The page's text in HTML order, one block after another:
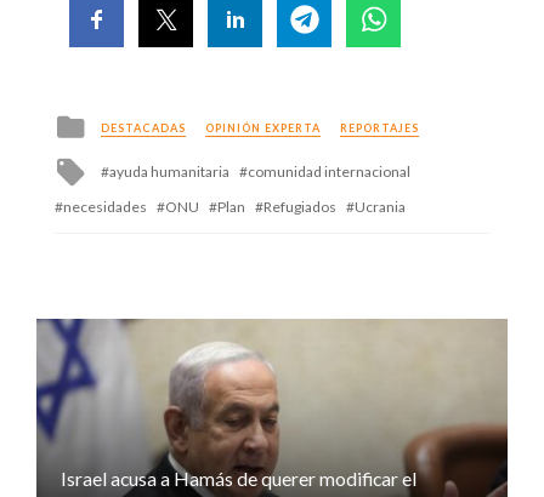
Posted
in
DESTACADAS OPINIÓN EXPERTA REPORTAJES
Tagged
with
ayuda humanitaria
comunidad internacional
necesidades
ONU Plan Refugiados Ucrania
Israel acusa a Hamás de querer modificar el